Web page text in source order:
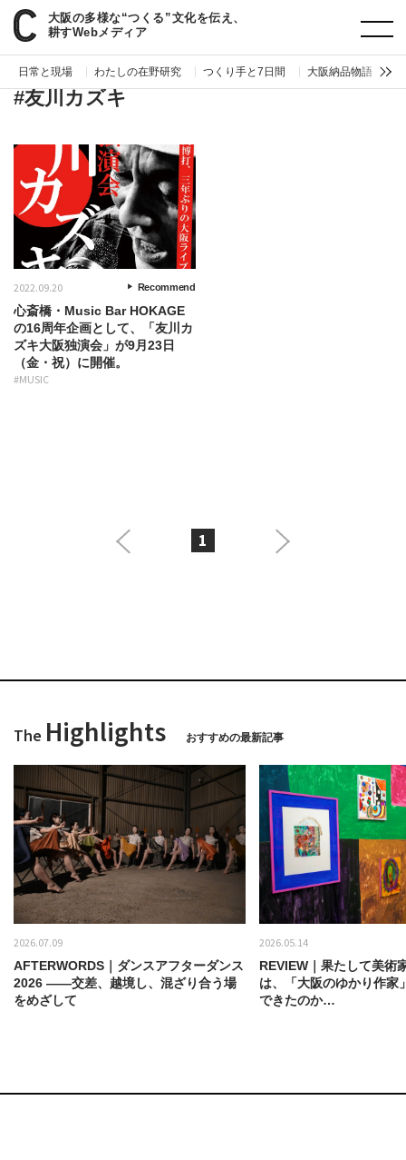
大阪の多様な“つくる”文化を伝え、
耕すWebメディア
日常と現場 わたしの在野研究 つくり手と7日間 大阪納品物語
paperC タグ 友川カズキ
#友川カズキ
2022.09.20 Recommend
心斎橋・Music Bar HOKAGE
の16周年企画として、「友川カ
ズキ大阪独演会」が9月23日
（金・祝）に開催。
#MUSIC
1
The Highlights おすすめの最新記事
2026.07.09
AFTERWORDS｜ダンスアフターダンス
2026 ——交差、越境し、混ざり合う場
をめざして
2026.05.14
REVIEW｜果たして美術
は、「大阪のゆかり作家
できたのか…